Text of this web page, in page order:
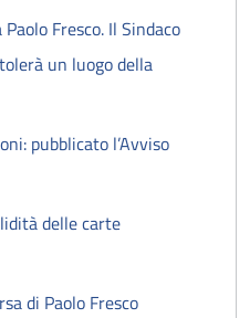
Fresco. Il Sindaco
un luogo della
pubblicato l’Avviso
delle carte
di Paolo Fresco